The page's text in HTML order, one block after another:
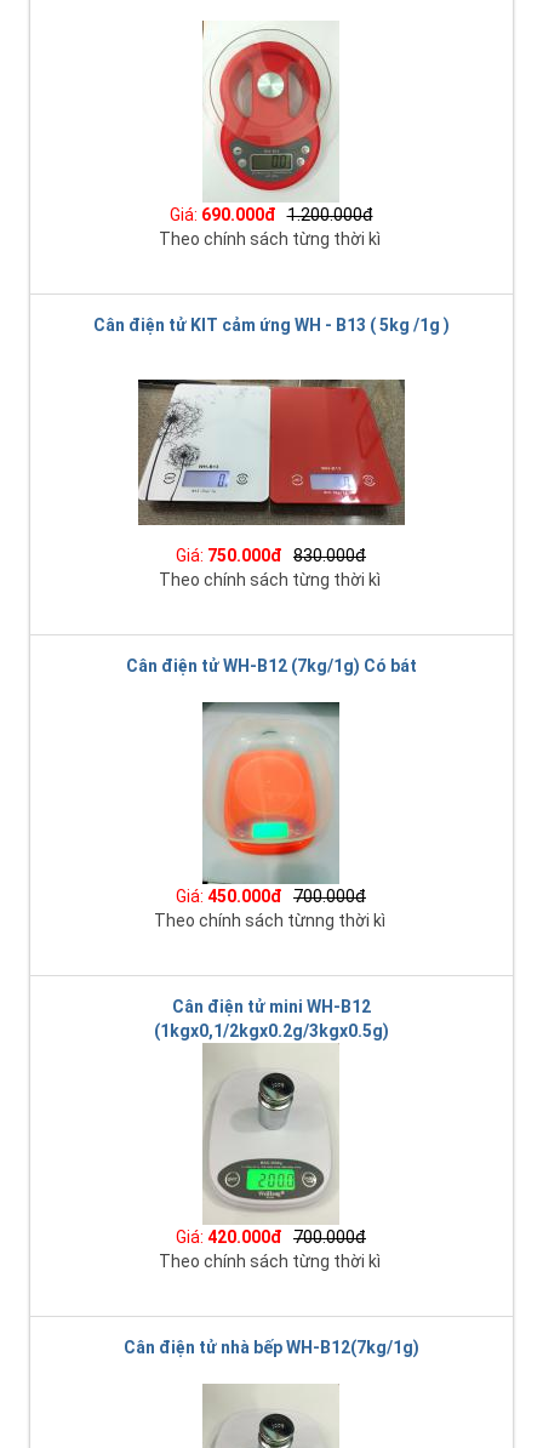
Giá: 690.000đ 1.200.000đ
Theo chính sách từng thời kì
Cân điện tử KIT cảm ứng WH - B13 ( 5kg /1g )
Giá: 750.000đ
830.000đ
Theo chính sách từng thời kì
Cân điện tử WH-B12 (7kg/1g) Có bát
Giá: 450.000đ
700.000đ
Theo chính sách từnng thời kì
Cân điện tử mini WH-B12
(1kgx0,1/2kgx0.2g/3kgx0.5g)
Giá: 420.000đ
700.000đ
Theo chính sách từng thời kì
Cân điện tử nhà bếp WH-B12(7kg/1g)